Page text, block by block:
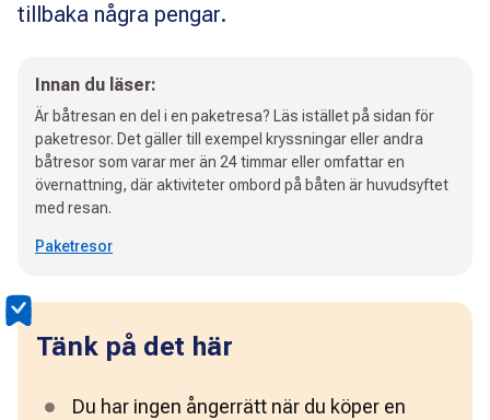
tillbaka några pengar.
Innan du läser:
Är båtresan en del i en paketresa? Läs istället på sidan för
paketresor. Det gäller till exempel kryssningar eller andra
båtresor som varar mer än 24 timmar eller omfattar en
övernattning, där aktiviteter ombord på båten är huvudsyftet
med resan.
Paketresor
Tänk på det här
Du har ingen ångerrätt när du köper en